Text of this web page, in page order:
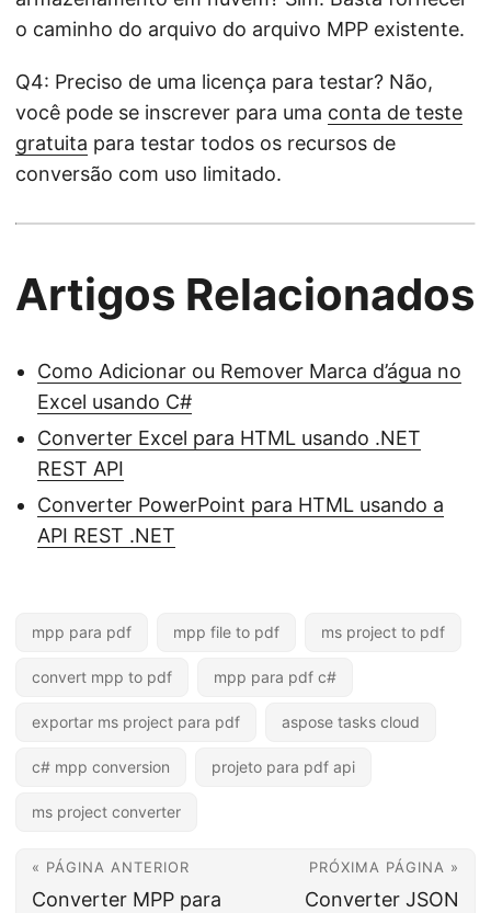
o caminho do arquivo do arquivo MPP existente.
Q4: Preciso de uma licença para testar? Não,
você pode se inscrever para uma conta de teste
gratuita para testar todos os recursos de
conversão com uso limitado.
Artigos Relacionados
Como Adicionar ou Remover Marca d’água no
Excel usando C#
Converter Excel para HTML usando .NET
REST API
Converter PowerPoint para HTML usando a
API REST .NET
mpp para pdf mpp file to pdf ms project to pdf
convert mpp to pdf mpp para pdf c#
exportar ms project para pdf aspose tasks cloud
c# mpp conversion projeto para pdf api
ms project converter
« PÁGINA ANTERIOR
Converter MPP para
PRÓXIMA PÁGINA »
Converter JSON